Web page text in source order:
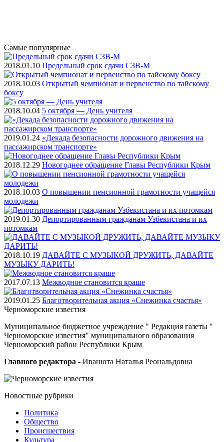
Самые популярные
2018.01.10 Предельный срок сдачи СЗВ-М
2018.10.03 Открытый чемпионат и первенство по тайскому
боксу
2018.10.04 5 октября — День учителя
2019.01.24 «Декада безопасности дорожного движения на
пассажирском транспорте»
2018.12.29 Новогоднее обращение Главы Республики Крым
2018.10.03 О повышении пенсионной грамотности учащейся
молодежи
2019.01.30 Депортированным гражданам Узбекистана и их
потомкам
2018.10.19 ДАВАЙТЕ С МУЗЫКОЙ ДРУЖИТЬ, ДАВАЙТЕ
МУЗЫКУ ДАРИТЬ!
2017.07.13 Межводное становится краше
2019.01.25 Благотворительная акция «Снежинка счастья»
Черноморские известия
Муниципальное бюджетное учреждение " Редакция газеты "
Черноморские известия" муниципального образования
Черноморский район Республики Крым
Главного редактора - Иванюта Наталья Реональдовна
Новостные рубрики
Политика
Общество
Проиcшествия
Культура